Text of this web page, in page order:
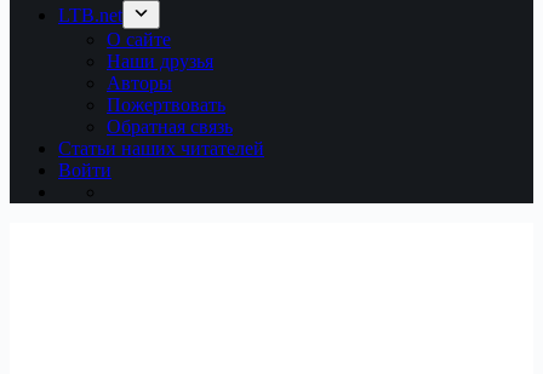
LTB.net
О сайте
Наши друзья
Авторы
Пожертвовать
Обратная связь
Статьи наших читателей
Войти